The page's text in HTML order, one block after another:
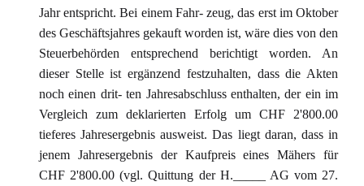
Jahr entspricht. Bei einem Fahr- zeug, das erst im Oktober
des Geschäftsjahres gekauft worden ist, wäre dies von den
Steuerbehörden entsprechend berichtigt worden. An
dieser Stelle ist ergänzend festzuhalten, dass die Akten
noch einen drit- ten Jahresabschluss enthalten, der ein im
Vergleich zum deklarierten Erfolg um CHF 2'800.00
tieferes Jahresergebnis ausweist. Das liegt daran, dass in
jenem Jahresergebnis der Kaufpreis eines Mähers für
CHF 2'800.00 (vgl. Quittung der H._____ AG vom 27.